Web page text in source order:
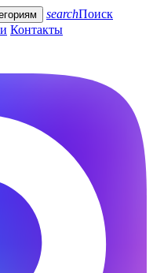
searchПоиск
Контакты